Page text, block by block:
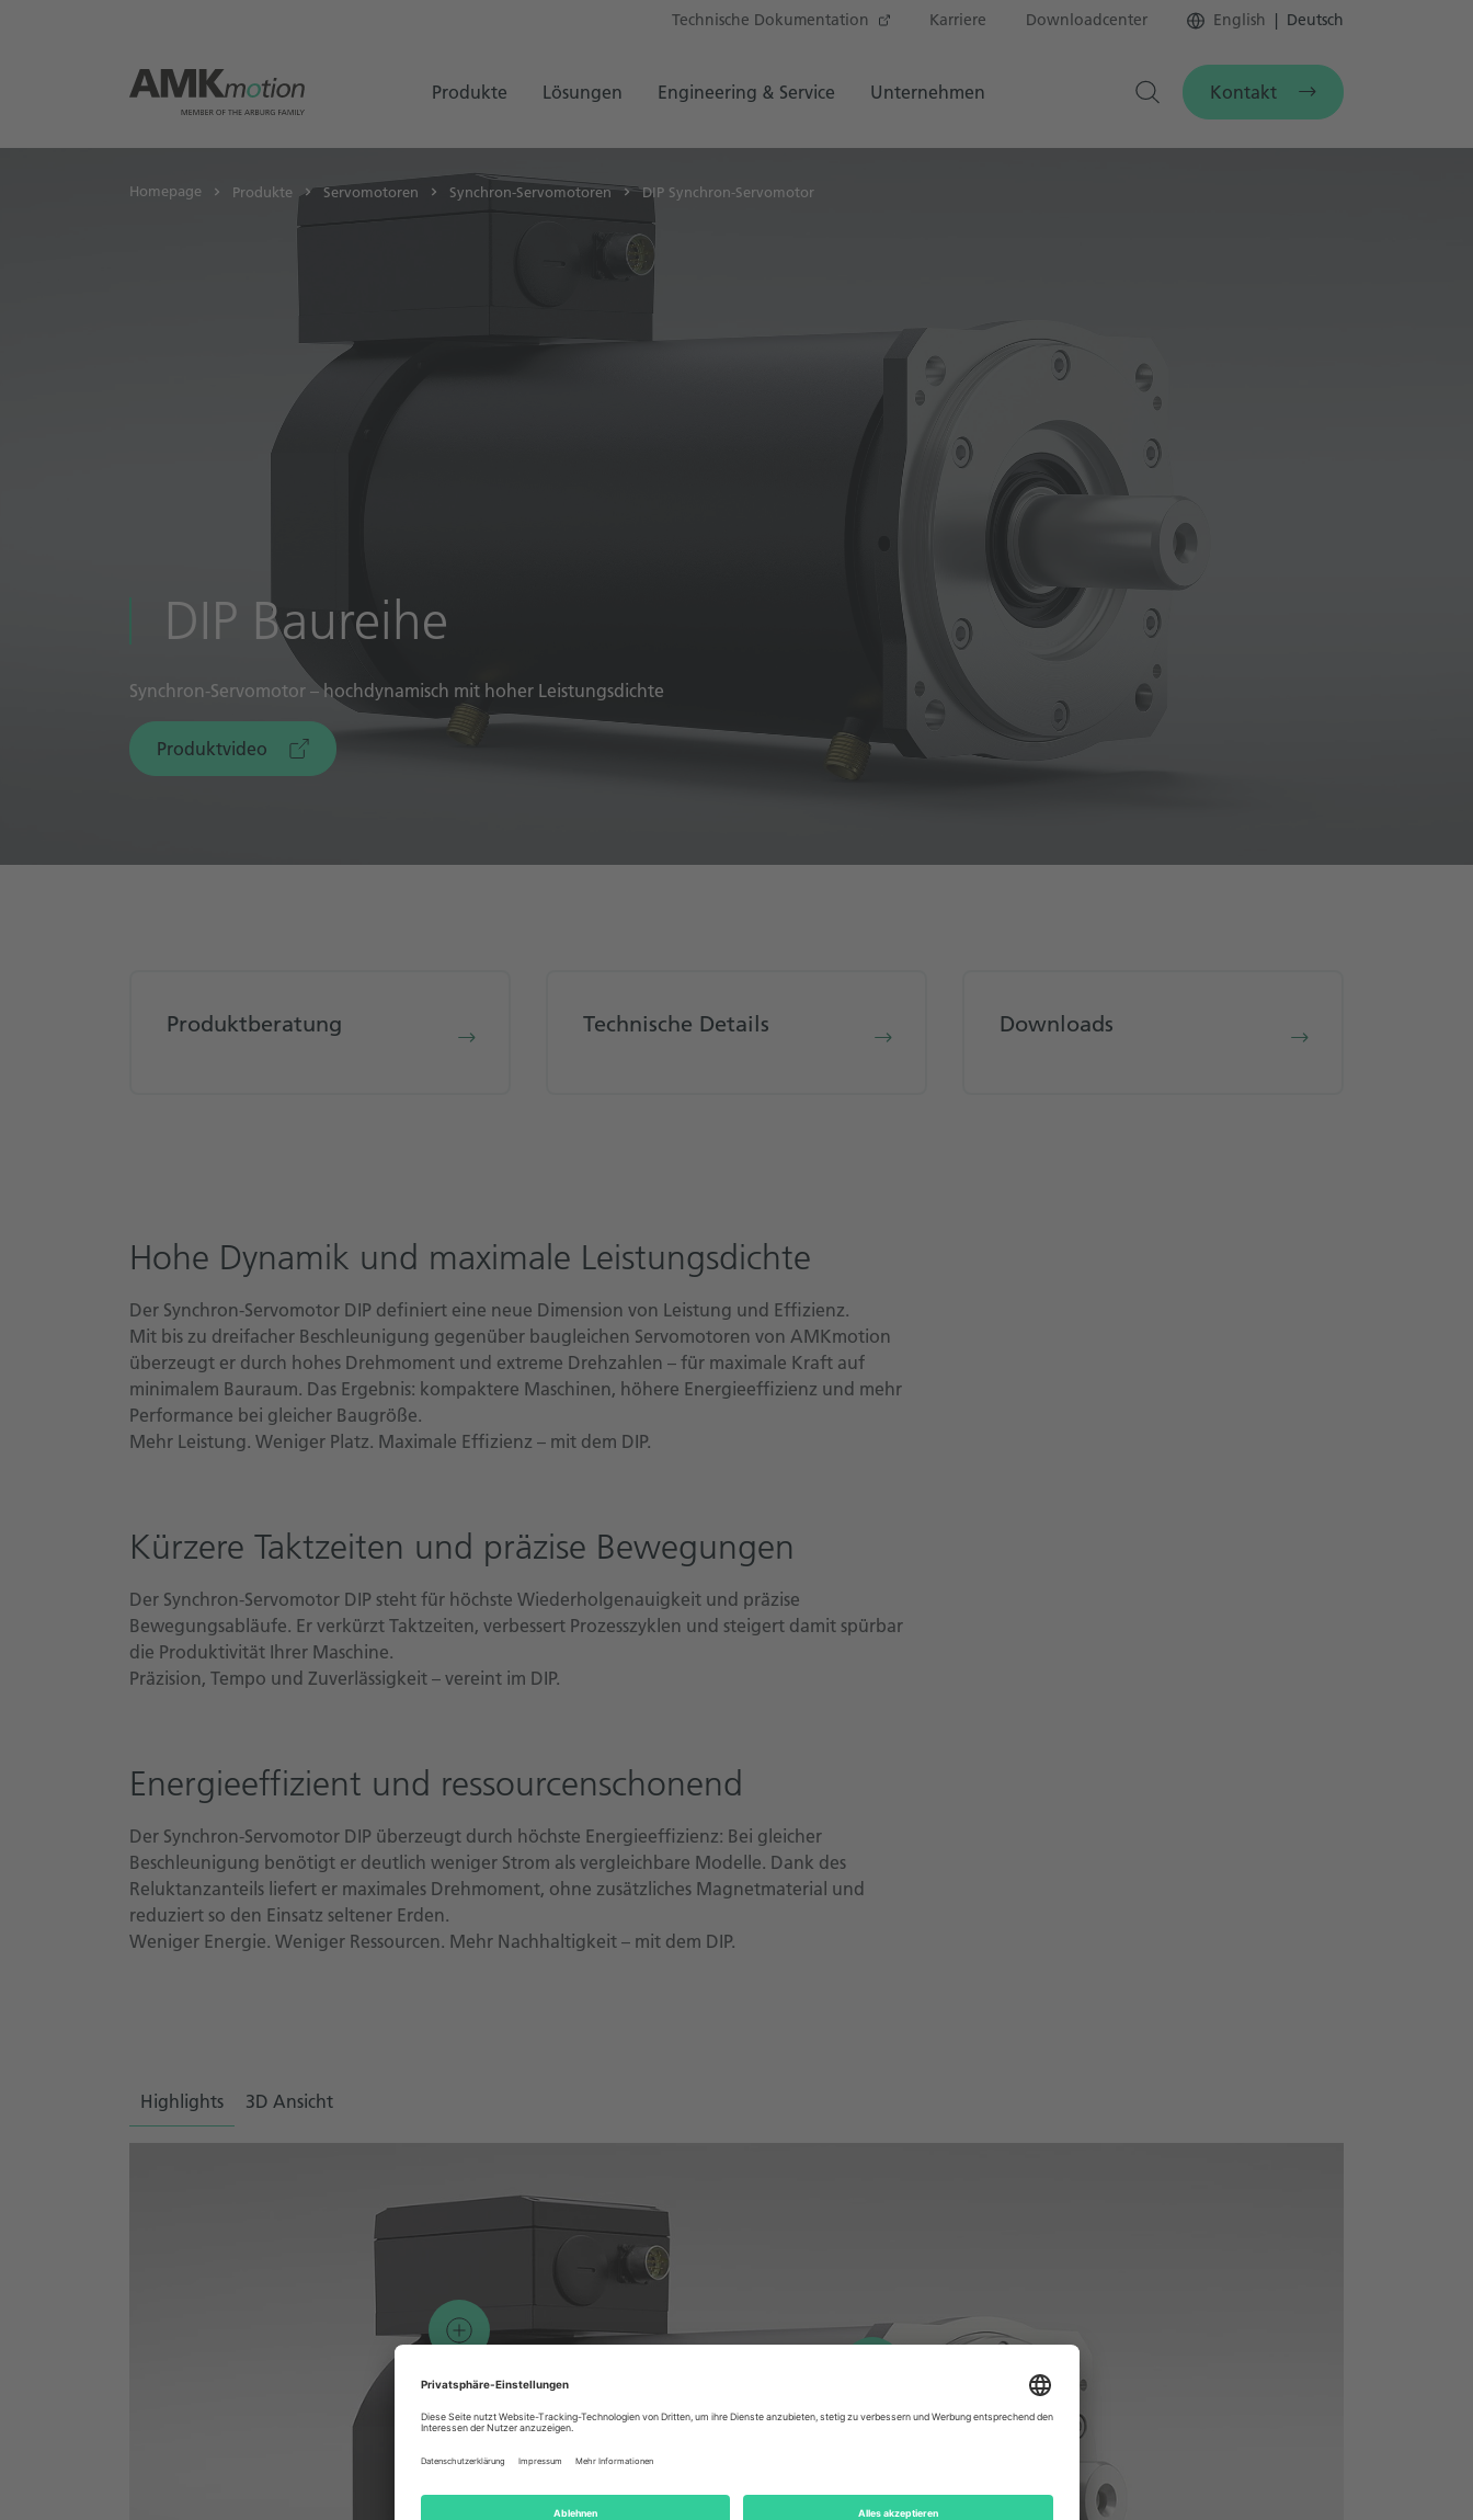
Technische Dokumentation Karriere Downloadcenter English Deutsch
Produkte Lösungen Engineering & Service Unternehmen Kontakt
Homepage Produkte Servomotoren Synchron-Servomotoren DIP Synchron-Servomotor
DIP Baureihe
Synchron-Servomotor – hochdynamisch mit hoher Leistungsdichte
Produktvideo
Produktberatung Technische Details Downloads
Hohe Dynamik und maximale Leistungsdichte
Der Synchron-Servomotor DIP definiert eine neue Dimension von Leistung und Effizienz.
Mit bis zu dreifacher Beschleunigung gegenüber baugleichen Servomotoren von AMKmotion
überzeugt er durch hohes Drehmoment und extreme Drehzahlen – für maximale Kraft auf
minimalem Bauraum. Das Ergebnis: kompaktere Maschinen, höhere Energieeffizienz und mehr
Performance bei gleicher Baugröße.
Mehr Leistung. Weniger Platz. Maximale Effizienz – mit dem DIP.
Kürzere Taktzeiten und präzise Bewegungen
Der Synchron-Servomotor DIP steht für höchste Wiederholgenauigkeit und präzise
Bewegungsabläufe. Er verkürzt Taktzeiten, verbessert Prozesszyklen und steigert damit spürbar
die Produktivität Ihrer Maschine.
Präzision, Tempo und Zuverlässigkeit – vereint im DIP.
Energieeffizient und ressourcenschonend
Der Synchron-Servomotor DIP überzeugt durch höchste Energieeffizienz: Bei gleicher
Beschleunigung benötigt er deutlich weniger Strom als vergleichbare Modelle. Dank des
Reluktanzanteils liefert er maximales Drehmoment, ohne zusätzliches Magnetmaterial und
reduziert so den Einsatz seltener Erden.
Weniger Energie. Weniger Ressourcen. Mehr Nachhaltigkeit – mit dem DIP.
Highlights 3D Ansicht